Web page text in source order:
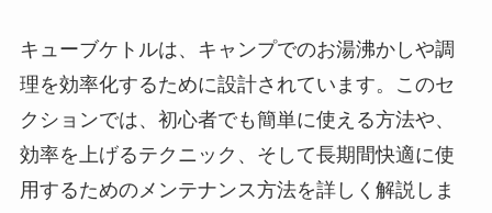
キューブケトルは、キャンプでのお湯沸かしや調
理を効率化するために設計されています。このセ
クションでは、初心者でも簡単に使える方法や、
効率を上げるテクニック、そして長期間快適に使
用するためのメンテナンス方法を詳しく解説しま